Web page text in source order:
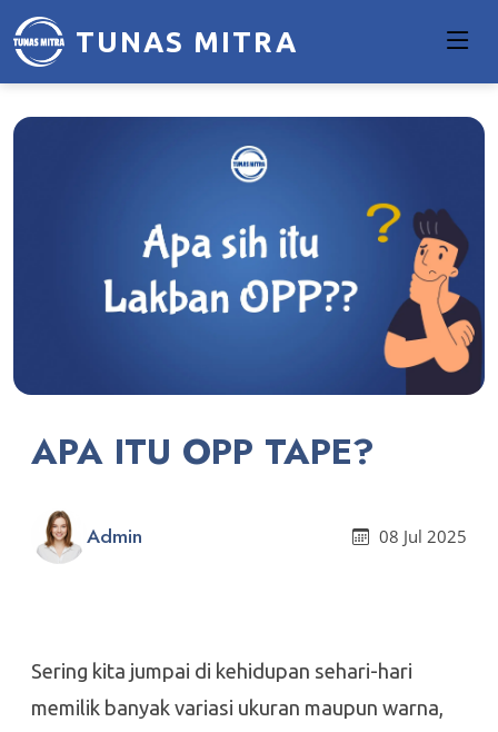
TUNAS MITRA
APA ITU OPP TAPE?
Admin 08 Jul 2025
Sering kita jumpai di kehidupan sehari-hari
memilik banyak variasi ukuran maupun warna,